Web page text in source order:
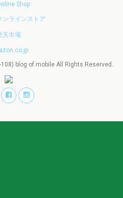
Shop
ンラインストア
天市場
blog of mobile All Rights Reserved.